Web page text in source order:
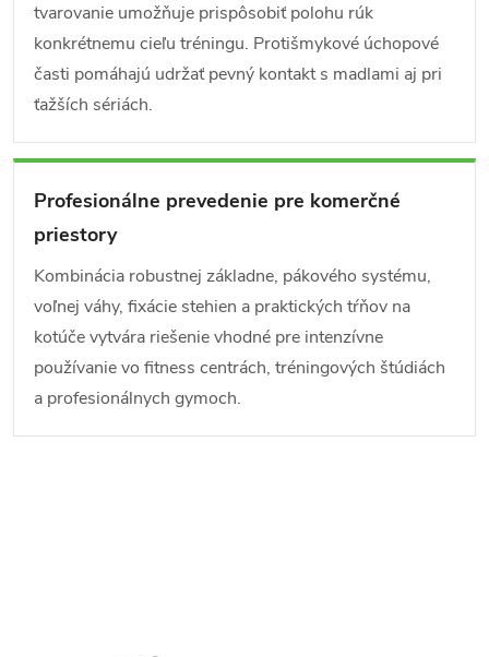
tvarovanie umožňuje prispôsobiť polohu rúk
konkrétnemu cieľu tréningu. Protišmykové úchopové
časti pomáhajú udržať pevný kontakt s madlami aj pri
ťažších sériách.
Profesionálne prevedenie pre komerčné
priestory
Kombinácia robustnej základne, pákového systému,
voľnej váhy, fixácie stehien a praktických tŕňov na
kotúče vytvára riešenie vhodné pre intenzívne
používanie vo fitness centrách, tréningových štúdiách
a profesionálnych gymoch.